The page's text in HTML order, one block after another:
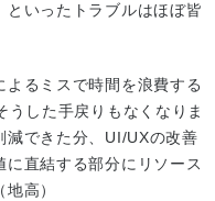
いったトラブルはほぼ皆
るミスで時間を浪費する
うした手戻りもなくなりま
減できた分、UI/UXの改善
直結する部分にリソース
高）